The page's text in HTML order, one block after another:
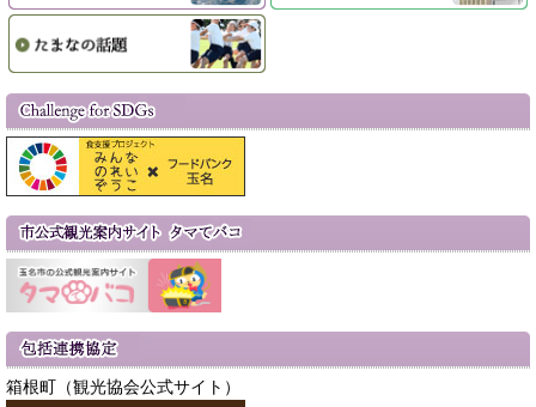
箱根町（観光協会公式サイト）